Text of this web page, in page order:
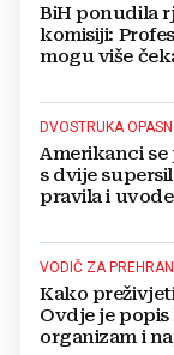
BiH ponudila
komisiji:
mogu više
DVOSTRUKA
Amerikanci
s dvije
pravila i
VODIČ ZA
Kako
Ovdje je
organizam i